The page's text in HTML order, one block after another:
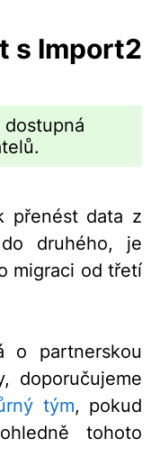
s Import2
dostupná
přenést data z
druhého, je
migraci od třetí
o partnerskou
doporučujeme
tým, pokud
tohoto